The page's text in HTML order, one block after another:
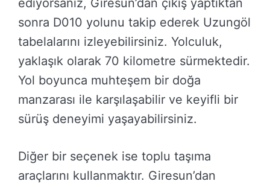
ediyorsanız, Giresun’dan çıkış yaptıktan
sonra D010 yolunu takip ederek Uzungöl
tabelalarını izleyebilirsiniz. Yolculuk,
yaklaşık olarak 70 kilometre sürmektedir.
Yol boyunca muhteşem bir doğa
manzarası ile karşılaşabilir ve keyifli bir
sürüş deneyimi yaşayabilirsiniz.
Diğer bir seçenek ise toplu taşıma
araçlarını kullanmaktır. Giresun’dan